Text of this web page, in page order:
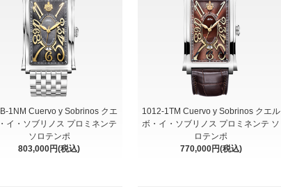
1NM Cuervo y Sobrinos クエ
イ・ソブリノス プロミネンテ
ソロテンポ
803,000円(税込)
1012-1TM Cuervo y Sobrinos クエル
ボ・イ・ソブリノス プロミネンテ ソ
ロテンポ
770,000円(税込)